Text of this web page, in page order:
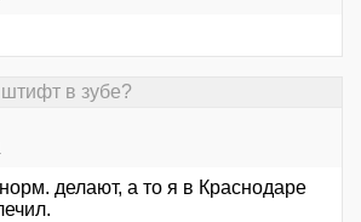
в зубе?
делают, а то я в Краснодаре